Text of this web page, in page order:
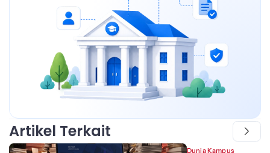
Artikel Terkait
Dunia Kampus